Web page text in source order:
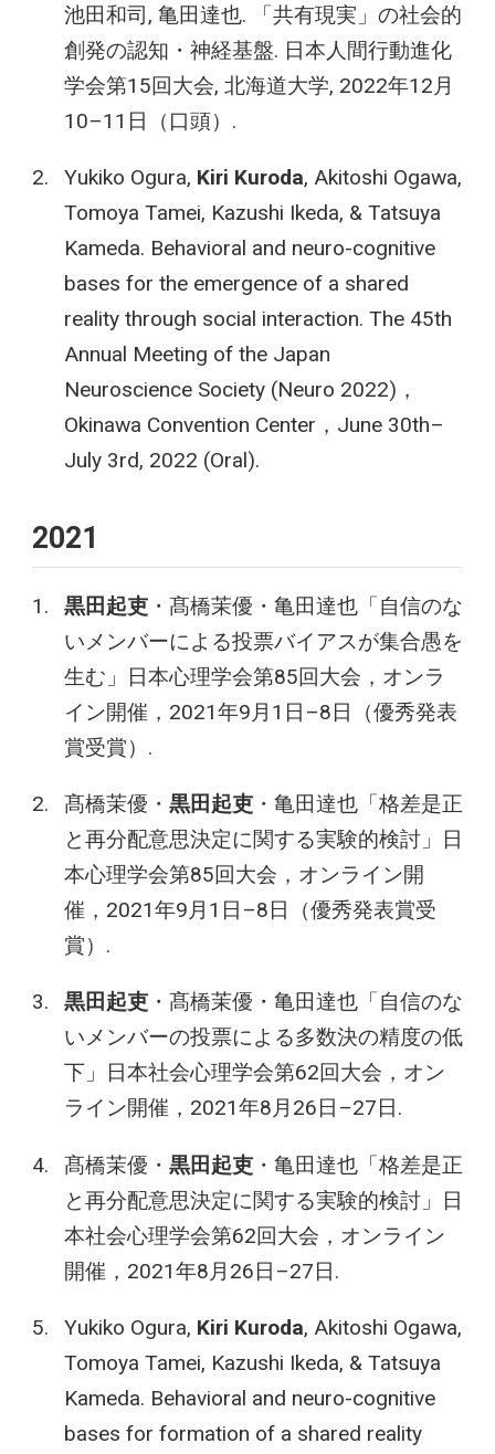
池田和司, 亀田達也. 「共有現実」の社会的
創発の認知・神経基盤. 日本人間行動進化
学会第15回大会, 北海道大学, 2022年12月
10–11日（口頭）.
Yukiko Ogura, Kiri Kuroda, Akitoshi Ogawa,
Tomoya Tamei, Kazushi Ikeda, & Tatsuya
Kameda. Behavioral and neuro-cognitive
bases for the emergence of a shared
reality through social interaction. The 45th
Annual Meeting of the Japan
Neuroscience Society (Neuro 2022)，
Okinawa Convention Center，June 30th–
July 3rd, 2022 (Oral).
2021
黒田起吏・髙橋茉優・亀田達也「自信のな
いメンバーによる投票バイアスが集合愚を
生む」日本心理学会第85回大会，オンラ
イン開催，2021年9月1日–8日（優秀発表
賞受賞）.
髙橋茉優・ 黒田起吏・亀田達也「格差是正
と再分配意思決定に関する実験的検討」日
本心理学会第85回大会，オンライン開
催，2021年9月1日–8日（優秀発表賞受
賞）.
黒田起吏・髙橋茉優・亀田達也「自信のな
いメンバーの投票による多数決の精度の低
下」日本社会心理学会第62回大会，オン
ライン開催，2021年8月26日–27日.
髙橋茉優・ 黒田起吏・亀田達也「格差是正
と再分配意思決定に関する実験的検討」日
本社会心理学会第62回大会，オンライン
開催，2021年8月26日–27日.
Yukiko Ogura, Kiri Kuroda, Akitoshi Ogawa,
Tomoya Tamei, Kazushi Ikeda, & Tatsuya
Kameda. Behavioral and neuro-cognitive
bases for formation of a shared reality